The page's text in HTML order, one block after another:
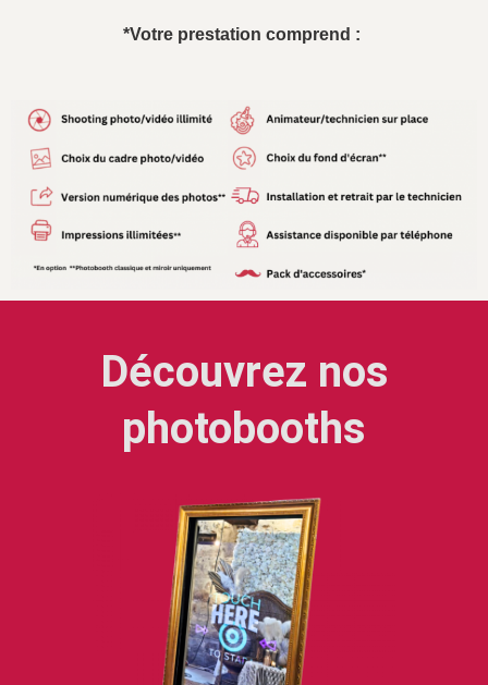
*Votre prestation comprend :
Découvrez nos
photobooths